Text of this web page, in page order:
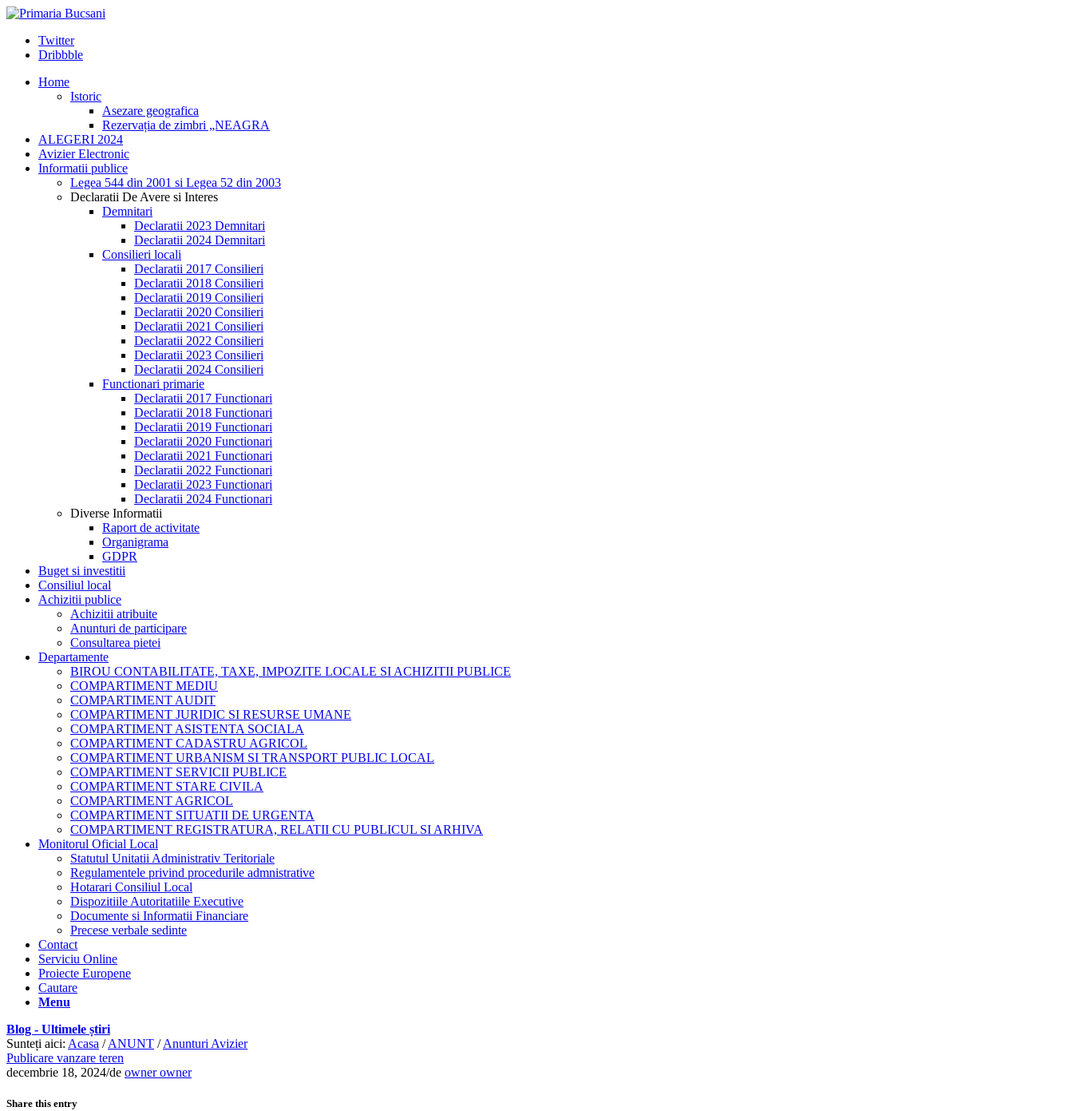
Twitter
Dribbble
Home
Istoric
Asezare geografica
Rezervația de zimbri „NEAGRA
ALEGERI 2024
Avizier Electronic
Informatii publice
Legea 544 din 2001 si Legea 52 din 2003
Declaratii De Avere si Interes
Demnitari
Declaratii 2023 Demnitari
Declaratii 2024 Demnitari
Consilieri locali
Declaratii 2017 Consilieri
Declaratii 2018 Consilieri
Declaratii 2019 Consilieri
Declaratii 2020 Consilieri
Declaratii 2021 Consilieri
Declaratii 2022 Consilieri
Declaratii 2023 Consilieri
Declaratii 2024 Consilieri
Functionari primarie
Declaratii 2017 Functionari
Declaratii 2018 Functionari
Declaratii 2019 Functionari
Declaratii 2020 Functionari
Declaratii 2021 Functionari
Declaratii 2022 Functionari
Declaratii 2023 Functionari
Declaratii 2024 Functionari
Diverse Informatii
Raport de activitate
Organigrama
GDPR
Buget si investitii
Consiliul local
Achizitii publice
Achizitii atribuite
Anunturi de participare
Consultarea pietei
Departamente
BIROU CONTABILITATE, TAXE, IMPOZITE LOCALE SI ACHIZITII PUBLICE
COMPARTIMENT MEDIU
COMPARTIMENT AUDIT
COMPARTIMENT JURIDIC SI RESURSE UMANE
COMPARTIMENT ASISTENTA SOCIALA
COMPARTIMENT CADASTRU AGRICOL
COMPARTIMENT URBANISM SI TRANSPORT PUBLIC LOCAL
COMPARTIMENT SERVICII PUBLICE
COMPARTIMENT STARE CIVILA
COMPARTIMENT AGRICOL
COMPARTIMENT SITUATII DE URGENTA
COMPARTIMENT REGISTRATURA, RELATII CU PUBLICUL SI ARHIVA
Monitorul Oficial Local
Statutul Unitatii Administrativ Teritoriale
Regulamentele privind procedurile admnistrative
Hotarari Consiliul Local
Dispozitiile Autoritatiile Executive
Documente si Informatii Financiare
Precese verbale sedinte
Contact
Serviciu Online
Proiecte Europene
Cautare
Menu
Blog - Ultimele știri
Sunteți aici: Acasa / ANUNT / Anunturi Avizier
Publicare vanzare teren
decembrie 18, 2024/de owner owner
Share this entry